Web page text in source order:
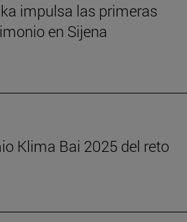
impulsa las primeras
en Sijena
Klima Bai 2025 del reto